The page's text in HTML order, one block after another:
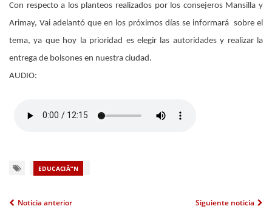
Con respecto a los planteos realizados por los consejeros Mansilla y
Arimay, Vai adelantó que en los próximos días se informará sobre el
tema, ya que hoy la prioridad es elegir las autoridades y realizar la
entrega de bolsones en nuestra ciudad.
AUDIO:
EDUCACIÃ“N
Noticia anterior Siguiente noticia